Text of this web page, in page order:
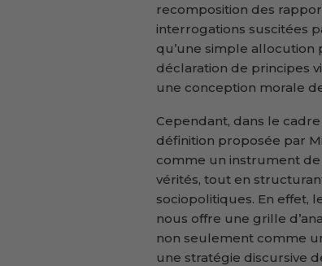
recomposition des
interrogations suscitées
qu’une simple
déclaration de principes
une conception morale
Cependant, dans le
définition proposée par
comme un instrument
vérités, tout en
sociopolitiques. En effet,
nous offre une grille
non seulement comme
une stratégie discursive